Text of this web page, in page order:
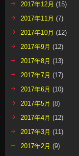
2017年12月 (15)
2017年11月 (7)
2017年10月 (12)
2017年9月 (12)
2017年8月 (13)
2017年7月 (17)
2017年6月 (10)
2017年5月 (8)
2017年4月 (12)
2017年3月 (11)
2017年2月 (9)